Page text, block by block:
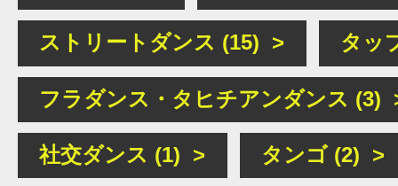
ストリートダンス (15) > タッ
フラダンス・タヒチアンダンス (3)
社交ダンス (1) > タンゴ (2) >